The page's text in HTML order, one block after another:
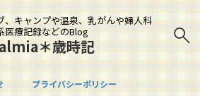
、キャンプや温泉、乳がんや婦人科
医療記録などのBlog
＊歳時記
プライバシーポリシー